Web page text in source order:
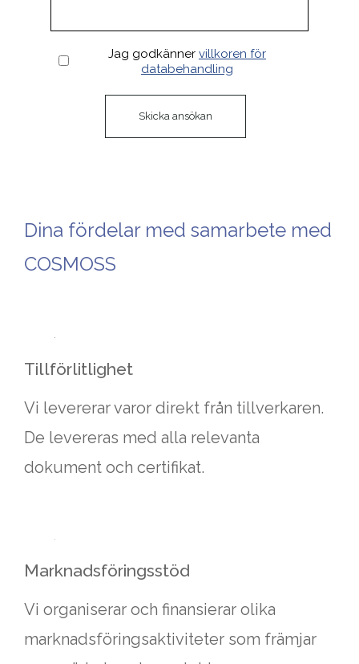
Jag godkänner villkoren för
databehandling
Dina fördelar med samarbete med
COSMOSS
Tillförlitlighet
Vi levererar varor direkt från tillverkaren.
De levereras med alla relevanta
dokument och certifikat.
Marknadsföringsstöd
Vi organiserar och finansierar olika
marknadsföringsaktiviteter som främjar